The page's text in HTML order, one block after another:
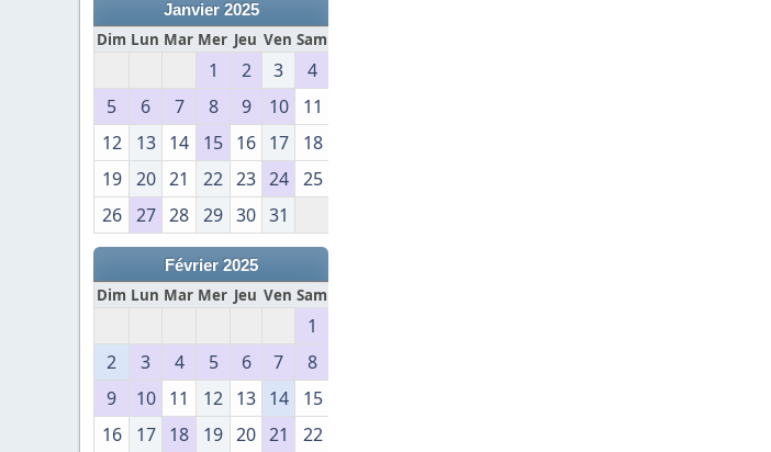
Janvier 2025
Dim Lun Mar Mer Jeu Ven Sam
1 2 3
4
5
6 7 8 9 10
11
12
13 14 15 16 17
18
19
20 21 22 23 24
25
26
27 28 29 30 31
Février 2025
Dim Lun Mar Mer Jeu Ven Sam
1
2
3 4 5 6 7
8
9
10 11 12 13 14
15
16
17 18 19 20 21 22